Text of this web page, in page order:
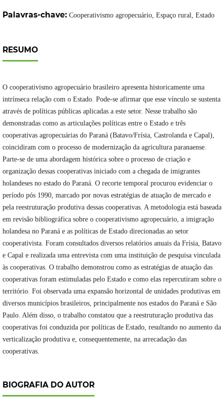
Palavras-chave: Cooperativismo agropecuário, Espaço rural, Estado
RESUMO
O cooperativismo agropecuário brasileiro apresenta historicamente uma
intrínseca relação com o Estado. Pode-se afirmar que esse vínculo se sustenta
através de políticas públicas aplicadas a este setor. Nesse trabalho são
demonstradas como as articulações políticas entre o Estado e três
cooperativas agropecuárias do Paraná (Batavo/Frísia, Castrolanda e Capal),
coincidiram com o processo de modernização da agricultura paranaense.
Parte-se de uma abordagem histórica sobre o processo de criação e
organização dessas cooperativas iniciado com a chegada de imigrantes
holandeses no estado do Paraná. O recorte temporal procurou evidenciar o
período pós 1990, marcado por novas estratégias de atuação de mercado e
pela reestruturação produtiva dessas cooperativas. A metodologia está baseada
em revisão bibliográfica sobre o cooperativismo agropecuário, a imigração
holandesa no Paraná e as políticas de Estado direcionadas ao setor
cooperativista. Foram consultados diversos relatórios anuais da Frísia, Batavo
e Capal e realizada uma entrevista com uma instituição de pesquisa vinculada
às cooperativas. O trabalho demonstrou como as estratégias de atuação das
cooperativas foram estimuladas pelo Estado e como elas repercutiram sobre o
território. Foi observada uma expansão horizontal de unidades produtivas em
diversos municípios brasileiros, principalmente nos estados do Paraná e São
Paulo. Além disso, o trabalho constatou que a reestruturação produtiva das
cooperativas foi conduzida por políticas de Estado, resultando no aumento da
verticalização produtiva e, consequentemente, na arrecadação das
cooperativas.
BIOGRAFIA DO AUTOR